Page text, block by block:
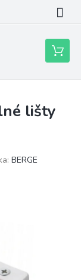
Nákupní
košík
lišty
BERGE